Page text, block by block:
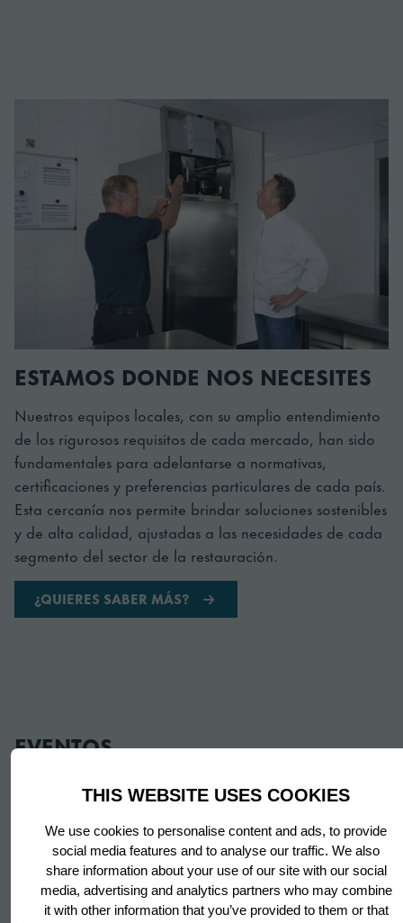
THIS WEBSITE USES COOKIES
We use cookies to personalise content and ads, to provide
social media features and to analyse our traffic. We also
share information about your use of our site with our social
media, advertising and analytics partners who may combine
it with other information that you’ve provided to them or that
ESTAMOS DONDE NOS NECESITES
Nuestros equipos locales, con su amplio entendimiento
de los rigurosos requisitos de cada mercado, han sido
fundamentales para adelantarse a normativas,
certificaciones y preferencias particulares de cada país.
Esta cercanía nos permite brindar soluciones sostenibles
y de alta calidad, ajustadas a las necesidades de cada
segmento del sector de la restauración.
¿QUIERES SABER MÁS?
Aquí podrás encontrar las últimas noticias sobre
invitamos a unirte a nosotros para descubrir nuestras
soluciones más innovadoras, conectar con profesionales
del sector y explorar juntos el futuro de la tecnología
en el ámbito de la alimentación y las bebidas.
Mantente al tanto de anuncios importantes y nuevas